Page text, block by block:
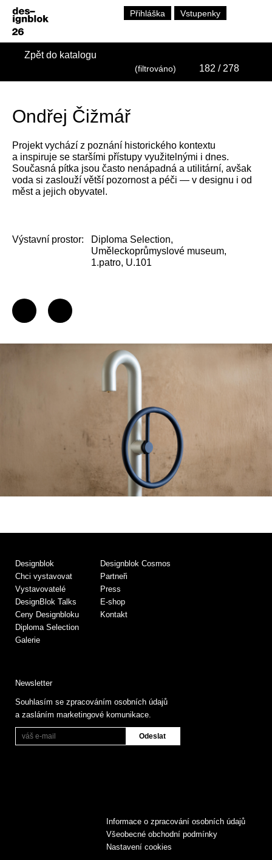
Přihláška Vstupenky
Zpět do katalogu
(filtrováno) 182 / 278
Ondřej Čižmář
Projekt vychází z poznání historického kontextu
a inspiruje se staršími přístupy využitelnými i dnes.
Současná pítka jsou často nenápadná a utilitární, avšak
voda si zaslouží větší pozornost a péči — v designu i od
měst a jejich obyvatel.
Výstavní prostor:
Diploma Selection,
Uměleckoprůmyslové museum,
1.patro, U.101
Designblok
Chci vystavovat
Vystavovatelé
DesignBlok Talks
Ceny Designbloku
Diploma Selection
Galerie
Designblok Cosmos
Partneři
Press
E-shop
Kontakt
Newsletter
Souhlasím se zpracováním osobních údajů
a zasláním marketingové komunikace.
Informace o zpracování osobních údajů
Všeobecné obchodní podmínky
Nastavení cookies